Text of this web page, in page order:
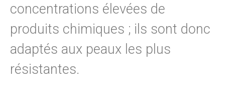
concentrations élevées de
produits chimiques ; ils sont donc
adaptés aux peaux les plus
résistantes.